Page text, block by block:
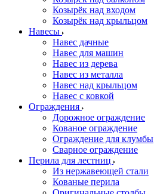
Козырёк над входом
Козырёк над крыльцом
Навесы
Навес дачные
Навес для машин
Навес из дерева
Навес из металла
Навес над крыльцом
Навес с ковкой
Ограждения
Дорожное ограждение
Кованое ограждение
Ограждение для клумбы
Сварное ограждение
Перила для лестниц
Из нержавеющей стали
Кованые перила